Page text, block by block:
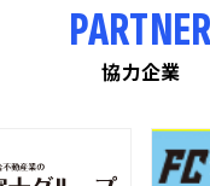
PARTNER
協力企業